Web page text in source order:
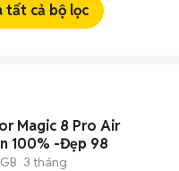
tất cả bộ lọc
Magic 8 Pro Air
100% -Đẹp 98
3 tháng